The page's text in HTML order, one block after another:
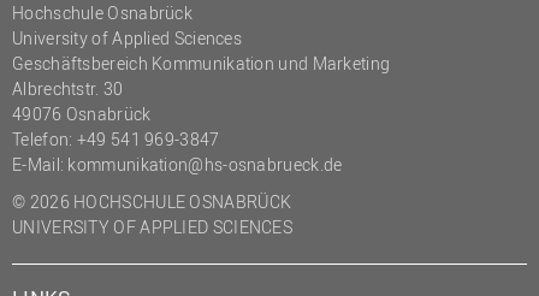
Hochschule Osnabrück
University of Applied Sciences
Geschäftsbereich Kommunikation und Marketing
Albrechtstr. 30
49076 Osnabrück
Telefon: +49 541 969-3847
E-Mail: kommunikation@hs-osnabrueck.de
© 2026 HOCHSCHULE OSNABRÜCK
UNIVERSITY OF APPLIED SCIENCES